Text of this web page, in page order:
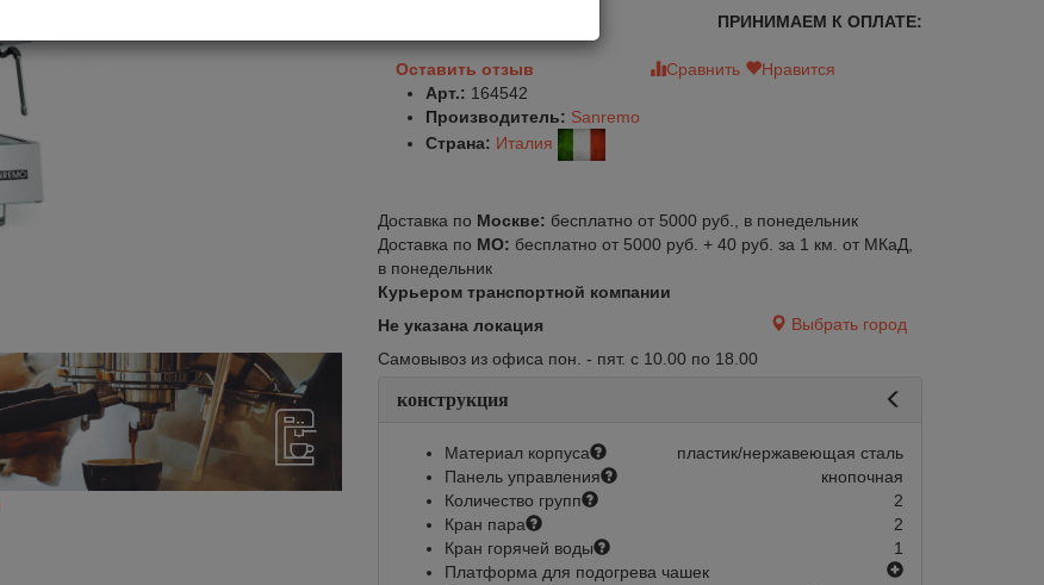
ПРИНИМАЕМ К ОПЛАТЕ:
Оставить отзыв Сравнить
Нравится
Арт.: 164542
Производитель: Sanremo
Страна: Италия
Доставка по Москве: бесплатно от 5000 руб., в понедельник
Доставка по МО: бесплатно от 5000 руб. + 40 руб. за 1 км. от МКаД,
в понедельник
Курьером транспортной компании
Не указана локация
Выбрать город
Самовывоз из офиса пон. - пят. с 10.00 по 18.00
конструкция
Материал корпуса
пластик/нержавеющая сталь
Панель управления
кнопочная
Количество групп
2
Кран пара
2
Кран горячей воды
1
Платформа для подогрева чашек
есть